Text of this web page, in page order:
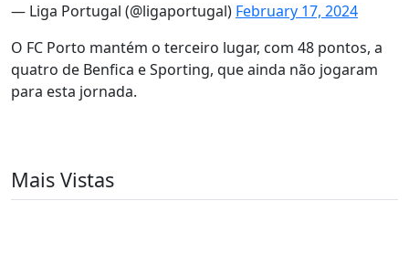
— Liga Portugal (@ligaportugal) February 17, 2024
O FC Porto mantém o terceiro lugar, com 48 pontos, a
quatro de Benfica e Sporting, que ainda não jogaram
para esta jornada.
Mais Vistas